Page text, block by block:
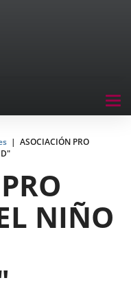
ASOCIACIÓN PRO
NIÑO